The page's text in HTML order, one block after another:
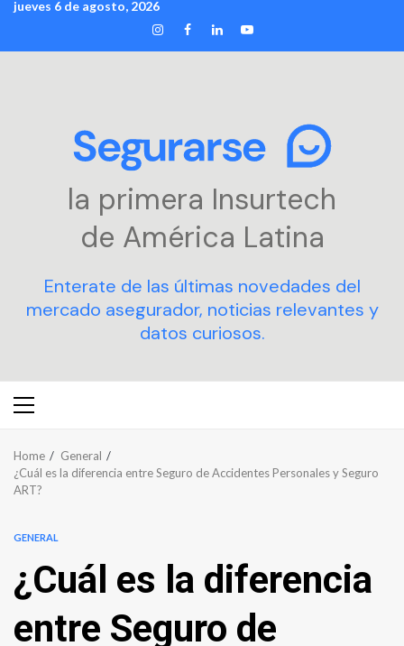
Skip
content
jueves 6 de agosto, 2026
INSTAGRAM
FACEBOOK
LINKEDIN
YOUTUBE
la primera Insurtech
de América Latina
Enterate de las últimas novedades del
mercado asegurador, noticias relevantes y
datos curiosos.
Primary
Home
General
¿Cuál es la diferencia entre Seguro de Accidentes Personales y Seguro
ART?
GENERAL
¿Cuál es la diferencia
entre Seguro de